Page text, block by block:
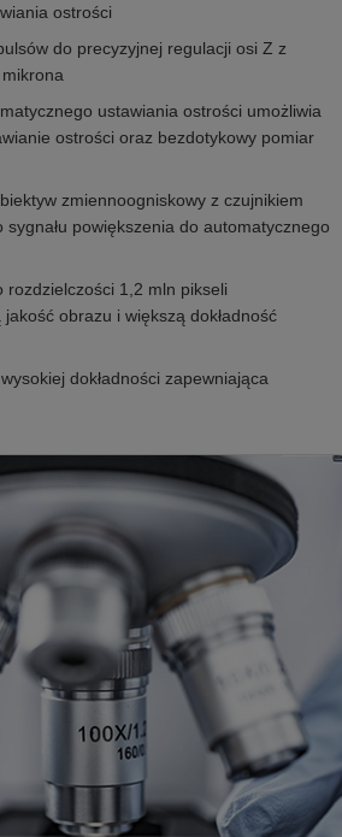
ostrości
do precyzyjnej regulacji osi Z z
ustawiania ostrości umożliwia
ostrości oraz bezdotykowy pomiar
zmiennoogniskowy z czujnikiem
powiększenia do automatycznego
rozdzielczości 1,2 mln pikseli
obrazu i większą dokładność
dokładności zapewniająca